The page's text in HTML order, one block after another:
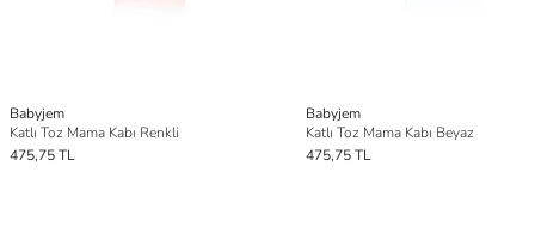
Babyjem
Katlı Toz Mama Kabı Renkli
475,75 TL
Babyjem
Katlı Toz Mama Kabı Beyaz
475,75 TL